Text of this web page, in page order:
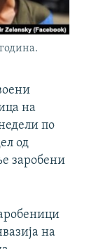
на
по
од
заробени
на